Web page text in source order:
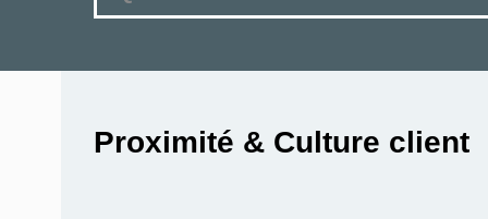
Proximité & Culture client